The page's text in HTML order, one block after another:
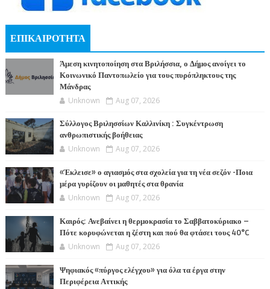
ΕΠΙΚΑΙΡΟΤΗΤΑ
Άμεση κινητοποίηση στα Βριλήσσια, ο Δήμος ανοίγει το
Κοινωνικό Παντοπωλείο για τους πυρόπληκτους της
Μάνδρας
Unknown Aug 07, 2026
Σύλλογος Βριλησσίων Καλλινίκη : Συγκέντρωση
ανθρωπιστικής βοήθειας
Unknown Aug 07, 2026
«Έκλεισε» ο αγιασμός στα σχολεία για τη νέα σεζόν -Ποια
μέρα γυρίζουν οι μαθητές στα θρανία
Unknown Aug 07, 2026
Καιρός: Ανεβαίνει η θερμοκρασία το Σαββατοκύριακο –
Πότε κορυφώνεται η ζέστη και πού θα φτάσει τους 40°C
Unknown Aug 07, 2026
Ψηφιακός «πύργος ελέγχου» για όλα τα έργα στην
Περιφέρεια Αττικής